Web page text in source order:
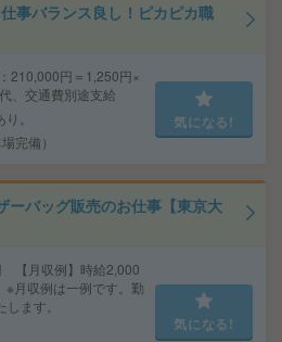
事バランス良し！ピカピカ職
210,000円＝1,250円×
、交通費別途支給
。
完備）
気になる!
ーバッグ販売のお仕事【東京大
【月収例】時給2,000
月収例は一例です。勤
ます。
気になる!